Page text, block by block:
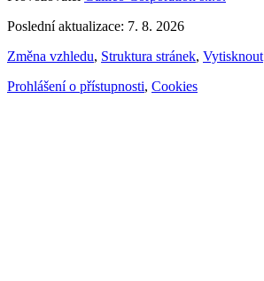
Poslední aktualizace: 7. 8. 2026
Změna vzhledu, Struktura stránek, Vytisknout
Prohlášení o přístupnosti, Cookies